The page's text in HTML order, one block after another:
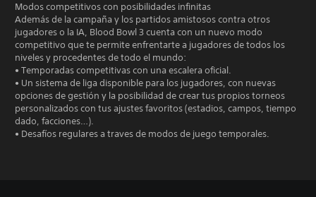
Modos competitivos con posibilidades infinitas
Además de la campaña y los partidos amistosos contra otros
jugadores o la IA, Blood Bowl 3 cuenta con un nuevo modo
competitivo que te permite enfrentarte a jugadores de todos los
niveles y procedentes de todo el mundo:
• Temporadas competitivas con una escalera oficial.
• Un sistema de liga disponible para los jugadores, con nuevas
opciones de gestión y la posibilidad de crear tus propios torneos
personalizados con tus ajustes favoritos (estadios, campos, tiempo
dado, facciones…).
• Desafíos regulares a traves de modos de juego temporales.